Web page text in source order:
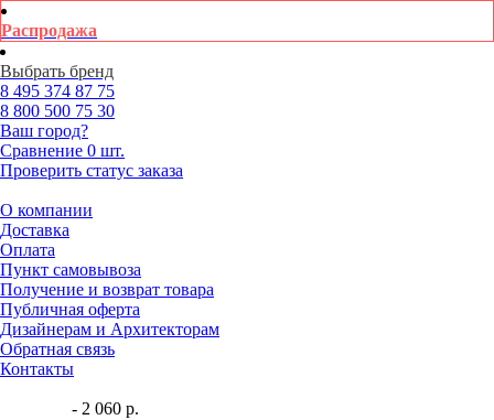
Распродажа
Выбрать бренд
8 495 374 87 75
8 800 500 75 30
Ваш город?
Сравнение 0 шт.
Проверить статус заказа
О компании
Доставка
Оплата
Пункт самовывоза
Получение и возврат товара
Публичная оферта
Дизайнерам и Архитекторам
Обратная связь
Контакты
- 2 060 р.